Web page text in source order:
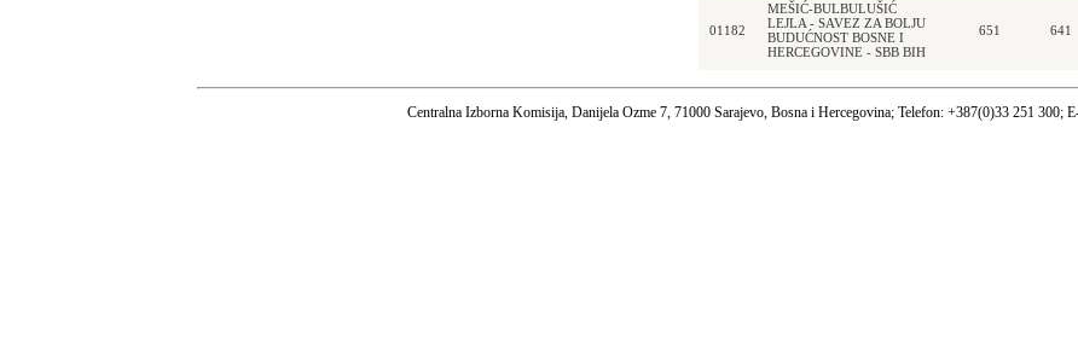
01182
MEŠIĆ-BULBULUŠIĆ
LEJLA - SAVEZ ZA BOLJU
BUDUĆNOST BOSNE I
HERCEGOVINE - SBB BIH
651 641
Centralna Izborna Komisija, Danijela Ozme 7, 71000 Sarajevo, Bosna i Hercegovina; Telefon: +387(0)33 251 300;